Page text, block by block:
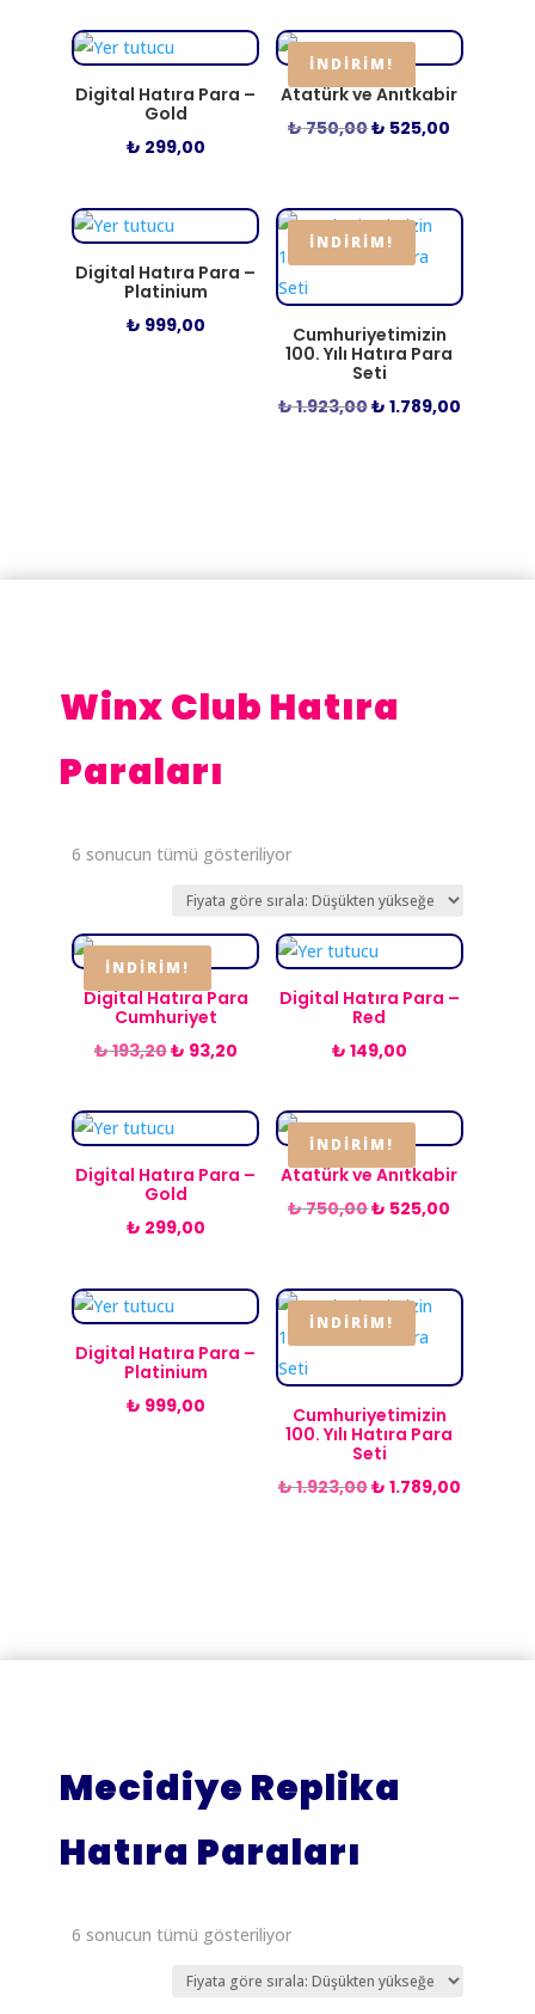
₺ 193,20.fiyat:
₺ 93,20.
Digital Hatıra Para –
Gold
₺ 299,00
İNDIRIM!
Atatürk ve Anıtkabir
₺750,00Orijinal
₺ 525,00
₺ 525,00.
Digital Hatıra Para –
Platinium
₺ 999,00
İNDIRIM!
Cumhuriyetimizin
100. Yılı Hatıra Para
Seti
₺1.923,00Orijinal
₺ 1.789,00Şu
Winx Club Hatıra
Paraları
6 sonucun tümü gösteriliyorFiyata
sıralandı:
düşükten
yükseğe
İNDIRIM!
Digital Hatıra Para
Cumhuriyet
₺193,20Orijinal
₺ 193,20.
₺ 93,20Şu
fiyat:
₺ 93,20.
Digital Hatıra Para –
Red
₺ 149,00
Digital Hatıra Para –
Gold
₺ 299,00
İNDIRIM!
Atatürk ve Anıtkabir
₺750,00Orijinal
₺ 525,00
₺ 525,00.
Digital Hatıra Para –
Platinium
₺ 999,00
İNDIRIM!
Cumhuriyetimizin
100. Yılı Hatıra Para
Seti
₺1.923,00Orijinal
₺ 1.789,00Şu
Mecidiye Replika
Hatıra Paraları
6 sonucun tümü gösteriliyorFiyata
sıralandı: